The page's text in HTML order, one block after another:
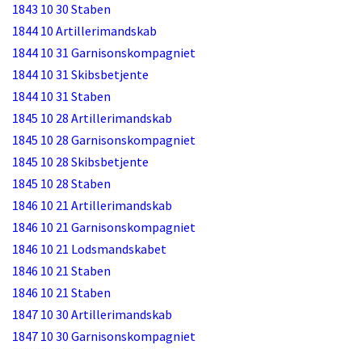
1843 10 30 Staben
1844 10 Artillerimandskab
1844 10 31 Garnisonskompagniet
1844 10 31 Skibsbetjente
1844 10 31 Staben
1845 10 28 Artillerimandskab
1845 10 28 Garnisonskompagniet
1845 10 28 Skibsbetjente
1845 10 28 Staben
1846 10 21 Artillerimandskab
1846 10 21 Garnisonskompagniet
1846 10 21 Lodsmandskabet
1846 10 21 Staben
1846 10 21 Staben
1847 10 30 Artillerimandskab
1847 10 30 Garnisonskompagniet